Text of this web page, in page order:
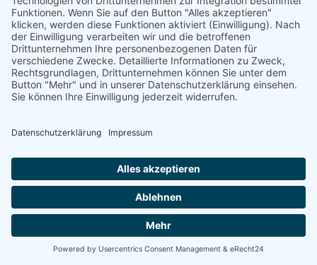
© OGV-Reisen | Powered by
Creativomedia GmbH
Datenschutzerklärung
Impressum AGB